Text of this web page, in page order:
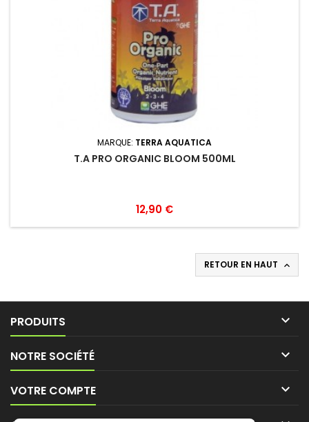
MARQUE: TERRA AQUATICA
T.A PRO ORGANIC BLOOM 500ML
12,90 €
RETOUR EN HAUT 
PRODUITS 
NOTRE SOCIÉTÉ 
VOTRE COMPTE 